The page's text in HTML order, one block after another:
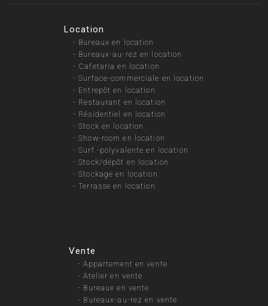
Location
- Bureaux en location
- Bureaux-au-rez en location
- Cafetaria en location
-Surface-commerciale en location
- Entrepôt en location
- Restaurant en location
- Résidentiel en location
-Stock en location
-Show-room en location
-Surf.-polyvalente en location
-Stock/dépôt en location
-Stockage en location
-Terrasse en location
Vente
-Appartement en vente
-Atelier en vente
- Bureaux en vente
- Bureaux-au-rez en vente